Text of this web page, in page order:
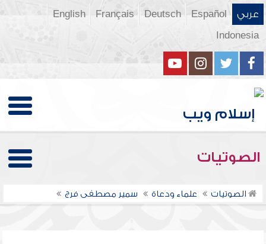
عربي Español
Deutsch
Français
English
Indonesia
الصوتيات
الصوتيات علماء ودعاة سمير مصطفى فرج